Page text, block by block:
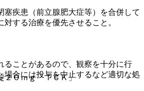
疾患（前立腺肥大症等）を合併して
する治療を優先させること。
ることがあるので、観察を十分に行
場合には投与を中止するなど適切な処
２０ｍｇ「ＴＣＫ」